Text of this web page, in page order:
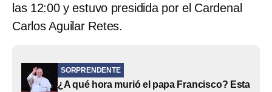
las 12:00 y estuvo presidida por el Cardenal
Carlos Aguilar Retes.
SORPRENDENTE
¿A qué hora murió el papa Francisco? Esta